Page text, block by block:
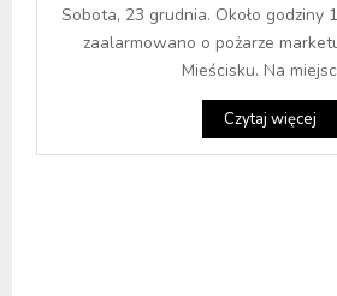
Sobota, 23 grudnia. Około godziny
zaalarmowano o pożarze
Mieścisku. Na
Czytaj więcej